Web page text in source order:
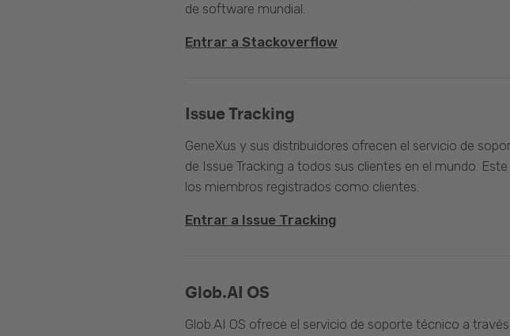
de software mundial.
Entrar a Stackoverflow
Issue Tracking
GeneXus y sus distribuidores ofrecen el servicio de
de Issue Tracking a todos sus clientes en el mundo.
los miembros registrados como clientes.
Entrar a Issue Tracking
Glob.AI OS
Glob.AI OS ofrece el servicio de soporte técnico a